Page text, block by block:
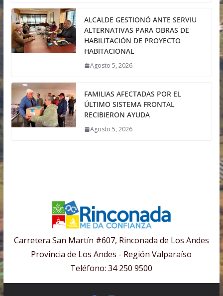
ALCALDE GESTIONÓ ANTE SERVIU
ALTERNATIVAS PARA OBRAS DE
HABILITACIÓN DE PROYECTO
HABITACIONAL
Agosto 5, 2026
FAMILIAS AFECTADAS POR EL
ÚLTIMO SISTEMA FRONTAL
RECIBIERON AYUDA
Agosto 5, 2026
Carretera San Martín #607, Rinconada de Los Andes
Provincia de Los Andes - Región Valparaíso
Teléfono: 34 250 9500